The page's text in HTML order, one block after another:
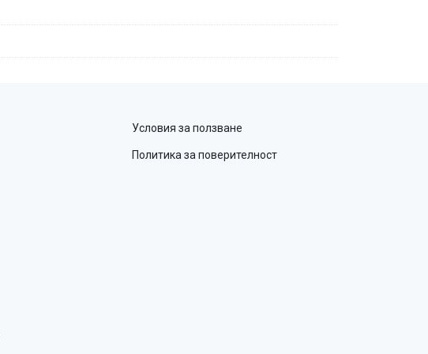
Условия за ползване
Политика за поверителност